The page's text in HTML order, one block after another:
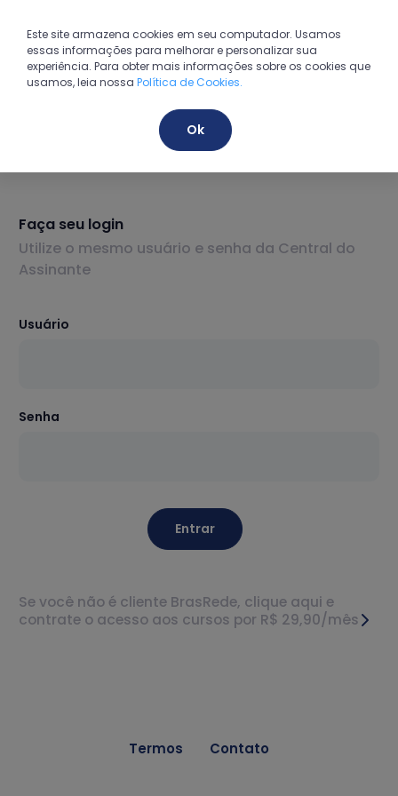
Faça seu login
Utilize o mesmo usuário e senha da Central do
Assinante
Usuário
Senha
Entrar
Se você não é cliente BrasRede, clique aqui e
contrate o acesso aos cursos por R$ 29,90/mês
Termos Contato
Este site armazena cookies em seu computador. Usamos
essas informações para melhorar e personalizar sua
experiência. Para obter mais informações sobre os cookies que
usamos, leia nossa Política de Cookies.
Ok